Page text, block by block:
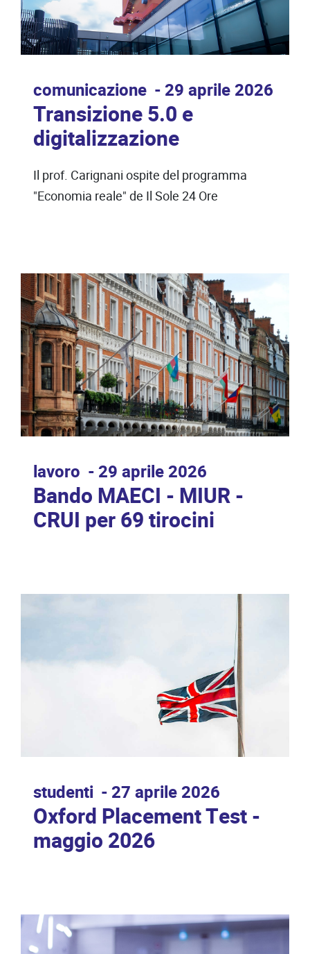
comunicazione 29 aprile 2026
Transizione 5.0 e
digitalizzazione
Il prof. Carignani ospite del programma
"Economia reale" de Il Sole 24 Ore
lavoro 29 aprile 2026
Bando MAECI - MIUR -
CRUI per 69 tirocini
studenti 27 aprile 2026
Oxford Placement Test -
maggio 2026